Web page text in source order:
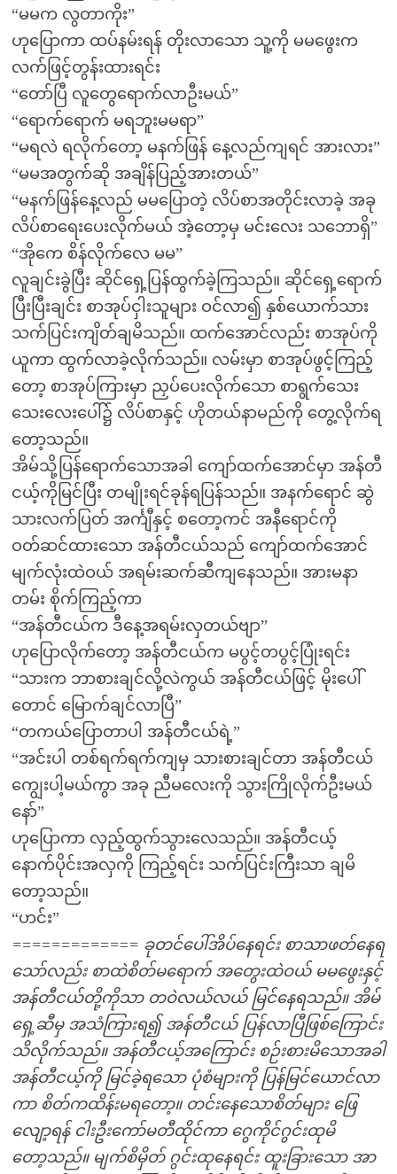
“မမက လွတာကိုး”
ဟုပြောကာ ထပ်နမ်းရန် တိုးလာသော သူ့ကို မမဖွေးက
လက်ဖြင့်တွန်းထားရင်း
“တော်ပြီ လူတွေရောက်လာဦးမယ်”
“ရောက်ရောက် မရဘူးမမရာ”
“မရလဲ ရလိုက်တော့ မနက်ဖြန် နေ့လည်ကျရင် အားလား”
“မမအတွက်ဆို အချိန်ပြည့်အားတယ်”
“မနက်ဖြန်နေ့လည် မမပြောတဲ့ လိပ်စာအတိုင်းလာခဲ့ အခု
လိပ်စာရေးပေးလိုက်မယ် အဲ့တော့မှ မင်းလေး သဘောရှိ”
“အိုကေ စိန်လိုက်လေ မမ”
လူချင်းခွဲပြီး ဆိုင်ရှေ့ပြန်ထွက်ခဲ့ကြသည်။ ဆိုင်ရှေ့ရောက်
ပြီးပြီးချင်း စာအုပ်ငှါးသူများ ဝင်လာ၍ နှစ်ယောက်သား
သက်ပြင်းကျိတ်ချမိသည်။ ထက်အောင်လည်း စာအုပ်ကို
ယူကာ ထွက်လာခဲ့လိုက်သည်။ လမ်းမှာ စာအုပ်ဖွင့်ကြည့်
တော့ စာအုပ်ကြားမှာ ညှပ်ပေးလိုက်သော စာရွက်သေး
သေးလေးပေါ်၌ လိပ်စာနှင့် ဟိုတယ်နာမည်ကို တွေ့လိုက်ရ
တော့သည်။
အိမ်သို့ပြန်ရောက်သောအခါ ကျော်ထက်အောင်မှာ အန်တီ
ငယ့်ကိုမြင်ပြီး တမျိုးရင်ခုန်ရပြန်သည်။ အနက်ရောင် ဆွဲ
သားလက်ပြတ် အင်္ကျီနှင့် စတော့ကင် အနီရောင်ကို
ဝတ်ဆင်ထားသော အန်တီငယ်သည် ကျော်ထက်အောင်
မျက်လုံးထဲဝယ် အရမ်းဆက်ဆီကျနေသည်။ အားမနာ
တမ်း စိုက်ကြည့်ကာ
“အန်တီငယ်က ဒီနေ့အရမ်းလှတယ်ဗျာ”
ဟုပြောလိုက်တော့ အန်တီငယ်က မပွင့်တပွင့်ပြုံးရင်း
“သားက ဘာစားချင်လို့လဲကွယ် အန်တီငယ်ဖြင့် မိုးပေါ်
တောင် မြောက်ချင်လာပြီ”
“တကယ်ပြောတာပါ အန်တီငယ်ရဲ့”
“အင်းပါ တစ်ရက်ရက်ကျမှ သားစားချင်တာ အန်တီငယ်
ကျွေးပါ့မယ်ကွာ အခု ညီမလေးကို သွားကြိုလိုက်ဦးမယ်
နော်”
ဟုပြောကာ လှည့်ထွက်သွားလေသည်။ အန်တီငယ့်
နောက်ပိုင်းအလှကို ကြည့်ရင်း သက်ပြင်းကြီးသာ ချမိ
တော့သည်။
“ဟင်း”
============= ခုတင်ပေါ်အိပ်နေရင်း စာသာဖတ်နေရ
သော်လည်း စာထဲစိတ်မရောက် အတွေးထဲဝယ် မမဖွေးနှင့်
အန်တီငယ်တို့ကိုသာ တဝဲလယ်လယ် မြင်နေရသည်။ အိမ်
ရှေ့ဆီမှ အသံကြားရ၍ အန်တီငယ် ပြန်လာပြီဖြစ်ကြောင်း
သိလိုက်သည်။ အန်တီငယ့်အကြောင်း စဉ်းစားမိသောအခါ
အန်တီငယ့်ကို မြင်ခဲ့ရသော ပုံစံများကို ပြန်မြင်ယောင်လာ
ကာ စိတ်ကထိန်းမရတော့။ တင်းနေသောစိတ်များ ဖြေ
လျော့ရန် ငါးဦးကော်မတီထိုင်ကာ ဂွေကိုင်ဂွင်းထုမိ
တော့သည်။ မျက်စိမှိတ် ဂွင်းထုနေရင်း ထူးခြားသော အာ